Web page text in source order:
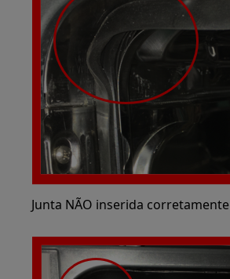
Junta NÃO inserida corretamente